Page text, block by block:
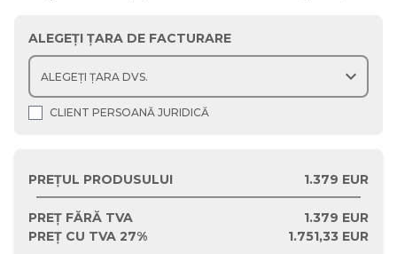
ALEGEȚI ȚARA DE FACTURARE
expand_more
CLIENT PERSOANĂ JURIDICĂ
PREȚUL PRODUSULUI 1.379 EUR
PREȚ FĂRĂ TVA 1.379 EUR
PREȚ CU TVA 27%
1.751,33 EUR